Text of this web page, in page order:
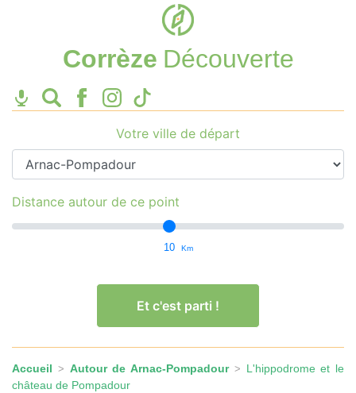
Corrèze Découverte
Votre ville de départ
Distance autour de ce point
10 Km
Et c'est parti !
Accueil > Autour de Arnac-Pompadour> L'hippodrome et le
château de Pompadour